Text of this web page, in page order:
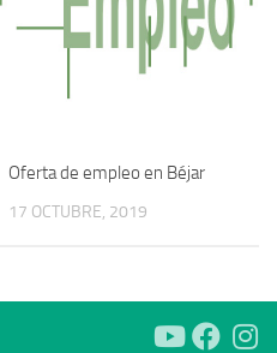
Oferta de empleo en Béjar
17 OCTUBRE, 2019